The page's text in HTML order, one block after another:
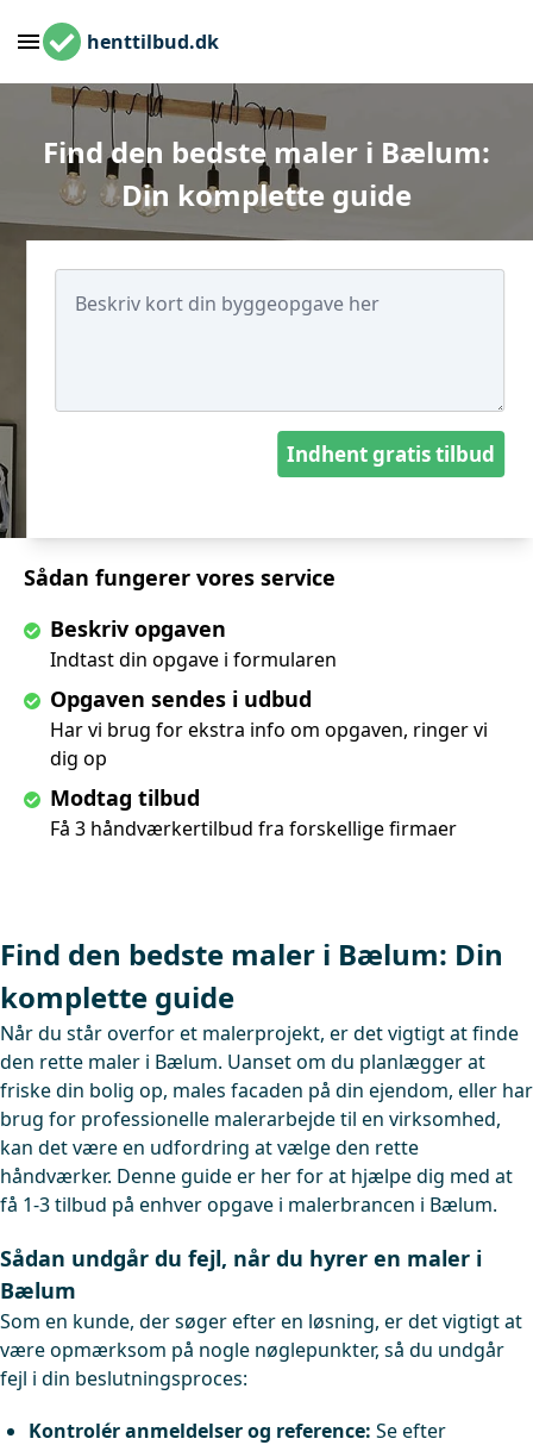
henttilbud.dk
Find den bedste maler i Bælum:
Din komplette guide
Sådan fungerer vores service
Beskriv opgaven
Indtast din opgave i formularen
Opgaven sendes i udbud
Har vi brug for ekstra info om opgaven, ringer vi
dig op
Modtag tilbud
Få 3 håndværkertilbud fra forskellige firmaer
Indhent gratis tilbud
Find den bedste maler i Bælum: Din
komplette guide
Når du står overfor et malerprojekt, er det vigtigt at finde
den rette maler i Bælum. Uanset om du planlægger at
friske din bolig op, males facaden på din ejendom, eller har
brug for professionelle malerarbejde til en virksomhed,
kan det være en udfordring at vælge den rette
håndværker. Denne guide er her for at hjælpe dig med at
få 1-3 tilbud på enhver opgave i malerbrancen i Bælum.
Sådan undgår du fejl, når du hyrer en maler i
Bælum
Som en kunde, der søger efter en løsning, er det vigtigt at
være opmærksom på nogle nøglepunkter, så du undgår
fejl i din beslutningsproces:
Kontrolér anmeldelser og reference: Se efter